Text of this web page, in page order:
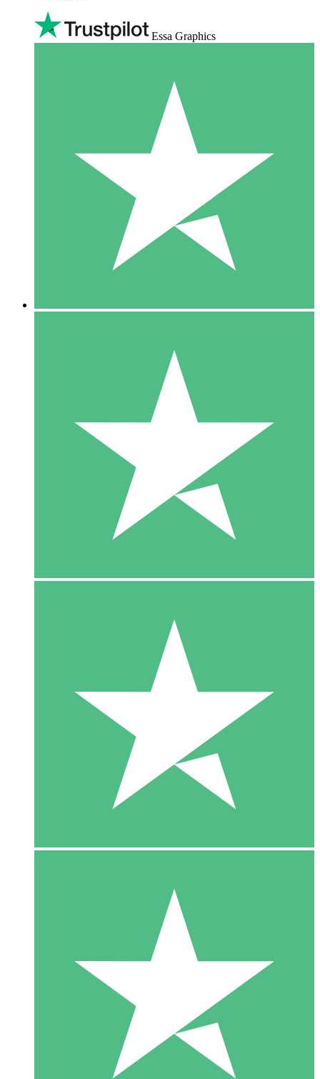
Essa Graphics